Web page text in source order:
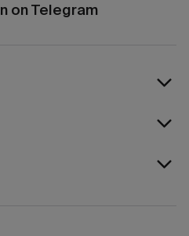
on Telegram